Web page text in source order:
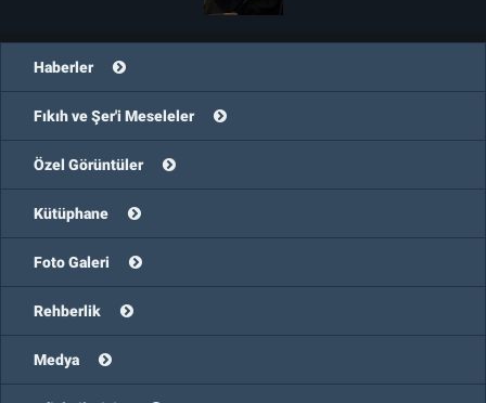
Haberler
Fıkıh ve Şer'i Meseleler
Özel Görüntüler
Kütüphane
Foto Galeri
Rehberlik
Medya